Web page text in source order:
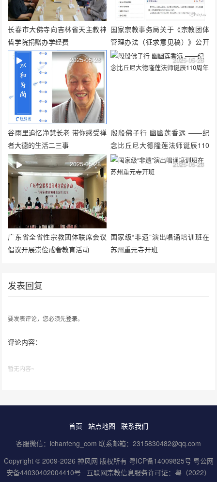
长春市大佛寺向吉林省天主教神
哲学院捐赠办学经费
国家宗教事务局关于《宗教团体
管理办法（征求意见稿）》公开
征求意见的通知
谷雨里追忆净慧长老 带你感受禅
者大德的生活二三事
2025-05-28
​殷殷佛子行 幽幽莲香远 ——纪
念比丘尼大德隆莲法师诞辰110
周年
2025-05-28
广东省全省性宗教团体联席会议
倡议开展崇俭戒奢教育活动
2025-05-28
国家级“非遗”演出唱诵培训班在
苏州重元寺开班
2025-05-28
发表回复
要发表评论，您必须先登录。
评论内容：
暂无内容~
首页 站点地图
联系我们
客服微信：ichanfeng_com 联系邮箱：2315830482@qq.com
Copyright © 2009-2026 禅风网 版权所有 粤ICP备14009825号 粤公网
安备44030402004410号
互联网宗教信息服务许可证：粤（2022）